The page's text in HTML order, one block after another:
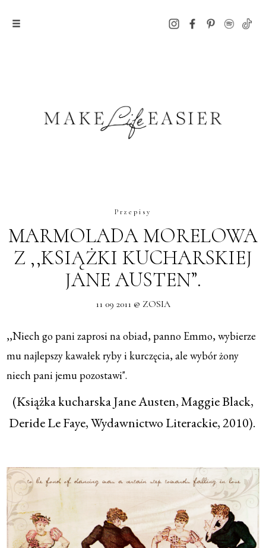
Przepisy
MARMOLADA MORELOWA
Z ,,KSIĄŻKI KUCHARSKIEJ
JANE AUSTEN”.
11 09 2011 @ ZOSIA
,,Niech go pani zaprosi na obiad, panno Emmo, wybierze
mu najlepszy kawałek ryby i kurczęcia, ale wybór żony
niech pani jemu pozostawi".
(Książka kucharska Jane Austen, Maggie Black,
Deride Le Faye, Wydawnictwo Literackie, 2010).